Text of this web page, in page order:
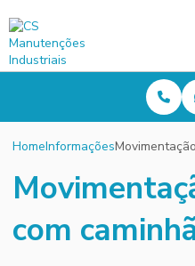
HomeInformações
com